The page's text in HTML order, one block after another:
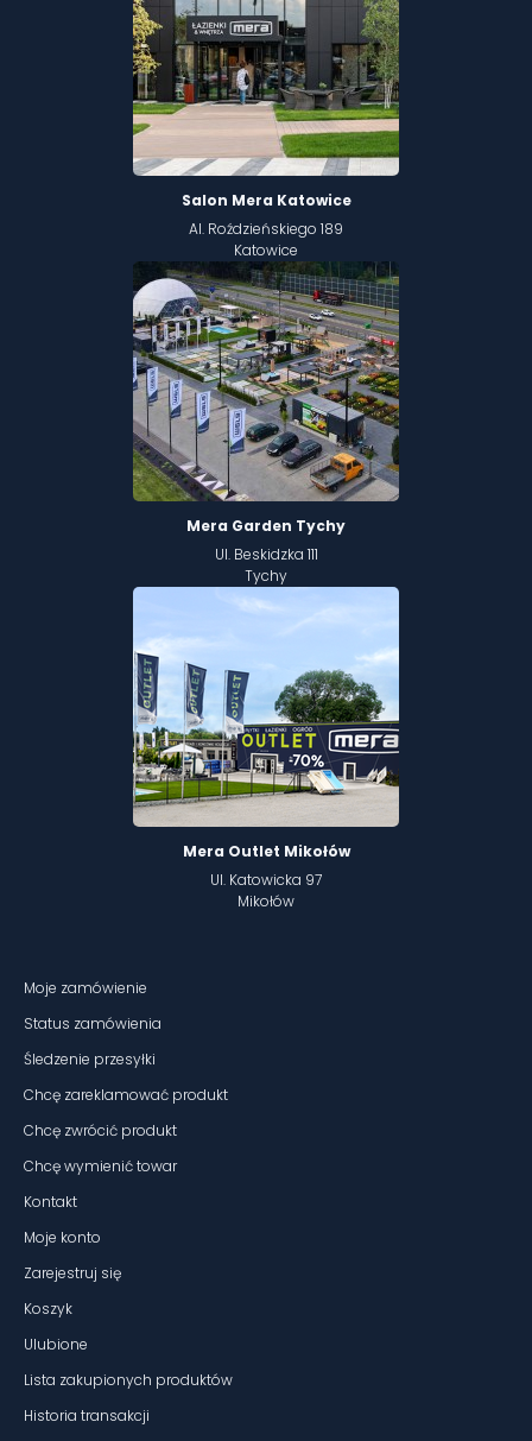
Salon Mera Katowice
Al. Roździeńskiego 189
Katowice
Mera Garden Tychy
Ul. Beskidzka 111
Tychy
Mera Outlet Mikołów
Ul. Katowicka 97
Mikołów
Moje zamówienie
Status zamówienia
Śledzenie przesyłki
Chcę zareklamować produkt
Chcę zwrócić produkt
Chcę wymienić towar
Kontakt
Moje konto
Zarejestruj się
Koszyk
Ulubione
Lista zakupionych produktów
Historia transakcji